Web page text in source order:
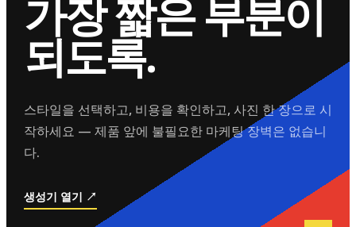
가장 짧은 부분이
되도록.
스타일을 선택하고, 비용을 확인하고, 사진 한 장으로 시
작하세요 — 제품 앞에 불필요한 마케팅 장벽은 없습니
다.
생성기 열기 ↗